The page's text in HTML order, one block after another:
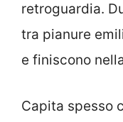
retroguardia.
tra pianure
e finiscono
Capita spesso